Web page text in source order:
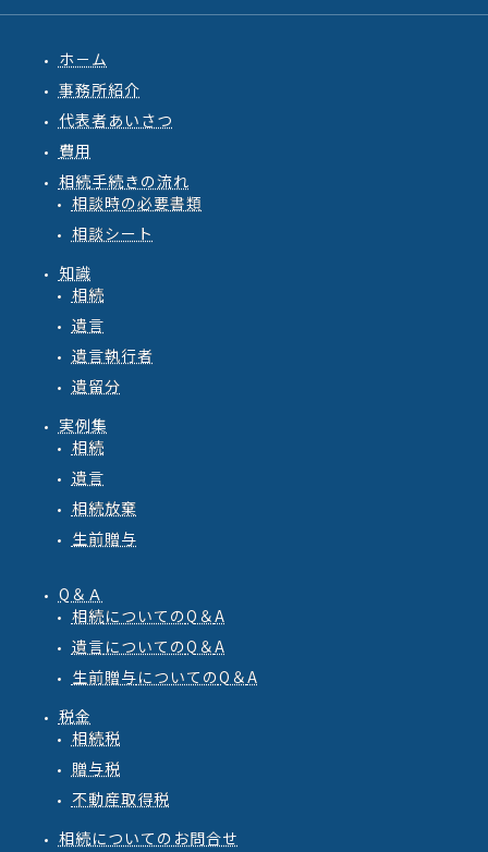
ホ－ム
事務所紹介
代表者あいさつ
費用
相続手続きの流れ
相談時の必要書類
相談シート
知識
相続
遺言
遺言執行者
遺留分
実例集
相続
遺言
相続放棄
生前贈与
Q＆Ａ
相続についてのQ ＆A
遺言についてのQ ＆A
生前贈与についてのQ ＆A
税金
相続税
贈与税
不動産取得税
相続についてのお問合せ